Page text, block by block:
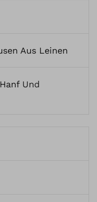
Aus Leinen
Und